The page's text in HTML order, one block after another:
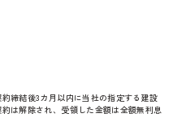
締結後3カ月以内に当社の指定する建設
は解除され、受領した金額は全額無利息